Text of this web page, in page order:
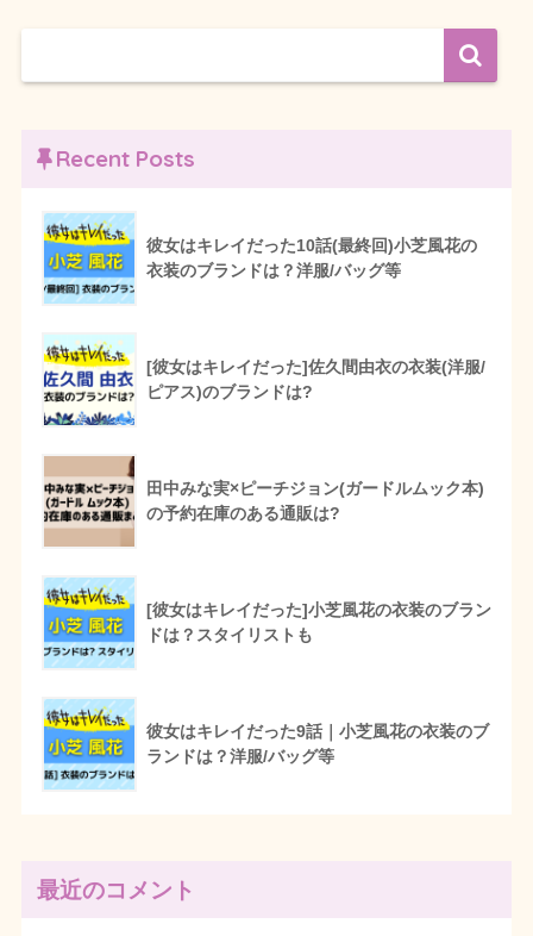
Recent Posts
彼女はキレイだった10話(最終回)小芝風花の
衣装のブランドは？洋服/バッグ等
[彼女はキレイだった]佐久間由衣の衣装(洋服/
ピアス)のブランドは?
田中みな実×ピーチジョン(ガードルムック本)
の予約在庫のある通販は?
[彼女はキレイだった]小芝風花の衣装のブラン
ドは？スタイリストも
彼女はキレイだった9話｜小芝風花の衣装のブ
ランドは？洋服/バッグ等
最近のコメント